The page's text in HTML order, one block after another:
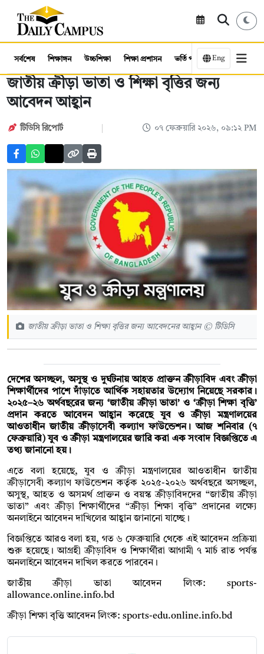
সর্বশেষ শিক্ষাঙ্গন উচ্চশিক্ষা শিক্ষা প্রশাসন ভর্তি পরীক্ষা কর্মসংস্থান
Eng
জাতীয় ক্রীড়া ভাতা ও শিক্ষা বৃত্তির জন্য
আবেদন আহ্বান
টিডিসি রিপোর্ট ০৭ ফেব্রুয়ারি ২০২৬, ০৯:১২ PM
জাতীয় ক্রীড়া ভাতা ও শিক্ষা বৃত্তির জন্য আবেদনের আহ্বান © টিডিসি
দেশের অসচ্ছল, অসুস্থ ও দুর্ঘটনায় আহত প্রাক্তন ক্রীড়াবিদ এবং ক্রীড়া
শিক্ষার্থীদের পাশে দাঁড়াতে আর্থিক সহায়তার উদ্যোগ নিয়েছে সরকার।
২০২৫–২৬ অর্থবছরের জন্য ‘জাতীয় ক্রীড়া ভাতা’ ও ‘ক্রীড়া শিক্ষা বৃত্তি’
প্রদান করতে আবেদন আহ্বান করেছে যুব ও ক্রীড়া মন্ত্রণালয়ের
আওতাধীন জাতীয় ক্রীড়াসেবী কল্যাণ ফাউন্ডেশন। আজ শনিবার (৭
ফেব্রুয়ারি) যুব ও ক্রীড়া মন্ত্রণালয়ের জারি করা এক সংবাদ বিজ্ঞপ্তিতে এ
তথ্য জানানো হয়।
এতে বলা হয়েছে, যুব ও ক্রীড়া মন্ত্রণালয়ের আওতাধীন জাতীয়
ক্রীড়াসেবী কল্যাণ ফাউন্ডেশন কর্তৃক ২০২৫-২০২৬ অর্থবছরে অসচ্ছল,
অসুস্থ, আহত ও অসমর্থ প্রাক্তন ও বয়স্ক ক্রীড়াবিদদের “জাতীয় ক্রীড়া
ভাতা” এবং ক্রীড়া শিক্ষার্থীদের “ক্রীড়া শিক্ষা বৃত্তি” প্রদানের লক্ষ্যে
অনলাইনে আবেদন দাখিলের আহ্বান জানানো যাচ্ছে।
বিজ্ঞপ্তিতে আরও বলা হয়, গত ৬ ফেব্রুয়ারি থেকে এই আবেদন প্রক্রিয়া
শুরু হয়েছে। আগ্রহী ক্রীড়াবিদ ও শিক্ষার্থীরা আগামী ৭ মার্চ রাত পর্যন্ত
অনলাইনে আবেদন দাখিল করতে পারবেন।
জাতীয় ক্রীড়া ভাতা আবেদন লিংক: sports-
allowance.online.info.bd
ক্রীড়া শিক্ষা বৃত্তি আবেদন লিংক: sports-edu.online.info.bd